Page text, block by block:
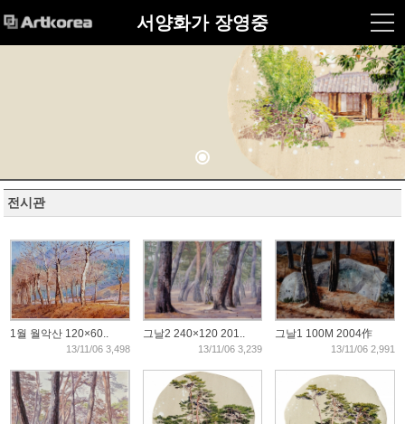
서양화가 장영중
전시관
1월 월악산 120×60..
13/11/06 3,498
그날2 240×120 201..
13/11/06 3,239
그날1 100M 2004作
13/11/06 2,991